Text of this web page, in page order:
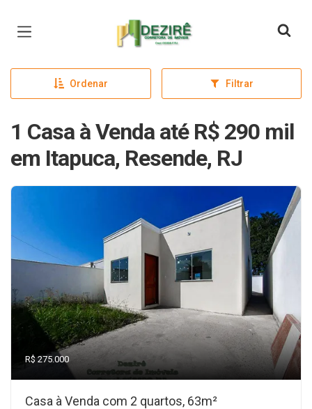
Página inicial
Ordenar Filtrar
1 Casa à Venda até R$ 290 mil
em Itapuca, Resende, RJ
R$ 275.000
Casa à Venda com 2 quartos, 63m²